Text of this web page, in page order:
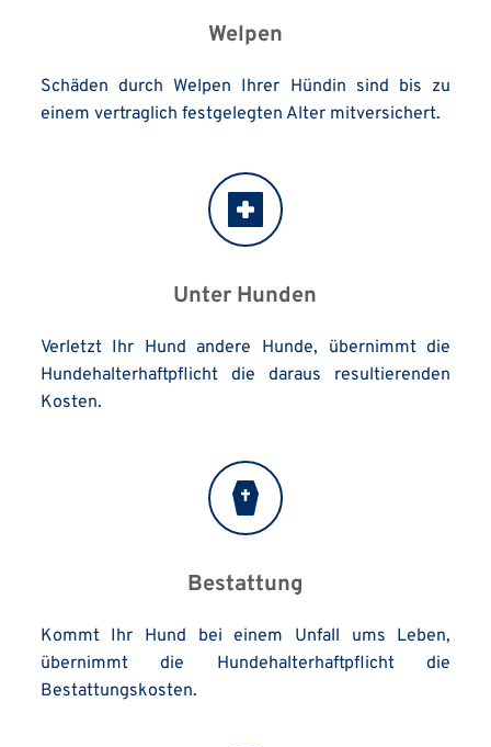
Welpen
Schäden durch Welpen Ihrer Hündin sind bis zu
einem vertraglich festgelegten Alter mitversichert.
Unter Hunden
Verletzt Ihr Hund andere Hunde, übernimmt die
Hundehalterhaftpflicht die daraus resultierenden
Kosten.
Bestattung
Kommt Ihr Hund bei einem Unfall ums Leben,
übernimmt die Hundehalterhaftpflicht die
Bestattungskosten.